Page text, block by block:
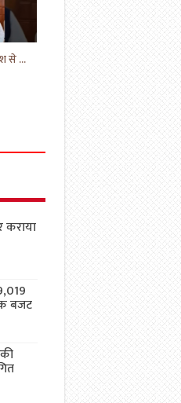
PM Modi ने पूरे देश से किया आग्रह | Handloom Day | Breaking News | #shorts #yt #news #ytnews
कराया
बजट